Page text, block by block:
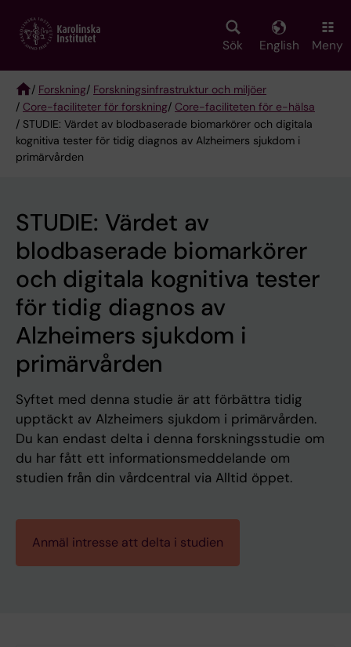
main
Sök English Meny
Breadcrumb
/ Forskning/ Forskningsinfrastruktur och miljöer
/ Core-faciliteter för forskning/ Core-faciliteten för e-hälsa
/ STUDIE: Värdet av blodbaserade biomarkörer och digitala
kognitiva tester för tidig diagnos av Alzheimers sjukdom i
primärvården
STUDIE: Värdet av
blodbaserade biomarkörer
och digitala kognitiva tester
för tidig diagnos av
Alzheimers sjukdom i
primärvården
Syftet med denna studie är att förbättra tidig
upptäckt av Alzheimers sjukdom i primärvården.
Du kan endast delta i denna forskningsstudie om
du har fått ett informationsmeddelande om
studien från din vårdcentral via Alltid öppet.
Anmäl intresse att delta i studien